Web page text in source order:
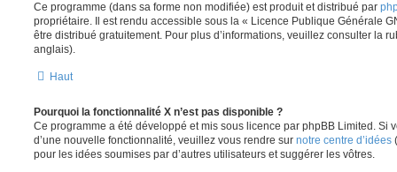
Ce programme (dans sa forme non modifiée) est produit et distribué par
propriétaire. Il est rendu accessible sous la « Licence Publique Générale
être distribué gratuitement. Pour plus d’informations, veuillez consulter la
anglais).
Haut
Pourquoi la fonctionnalité X n’est pas disponible ?
Ce programme a été développé et mis sous licence par phpBB Limited. Si
d’une nouvelle fonctionnalité, veuillez vous rendre sur notre centre d’idées
pour les idées soumises par d’autres utilisateurs et suggérer les vôtres.